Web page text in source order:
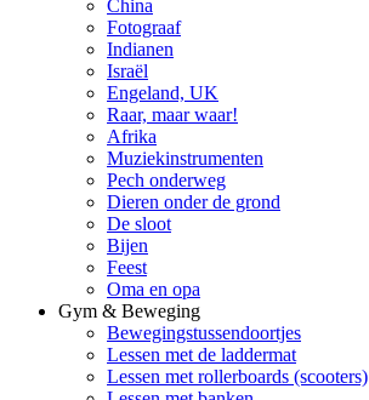
China
Fotograaf
Indianen
Israël
Engeland, UK
Raar, maar waar!
Afrika
Muziekinstrumenten
Pech onderweg
Dieren onder de grond
De sloot
Bijen
Feest
Oma en opa
Gym & Beweging
Bewegingstussendoortjes
Lessen met de laddermat
Lessen met rollerboards (scooters)